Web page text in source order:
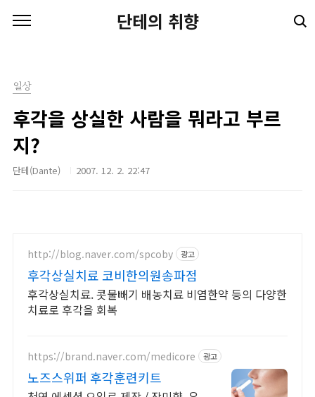
단테의 취향
일상
후각을 상실한 사람을 뭐라고 부르
지?
단테(Dante) 2007. 12. 2. 22:47
http://blog.naver.com/spcoby 광고
후각상실치료 코비한의원송파점
후각상실치료. 콧물빼기 배농치료 비염한약 등의 다양한
치료로 후각을 회복
https://brand.naver.com/medicore 광고
노즈스위퍼 후각훈련키트